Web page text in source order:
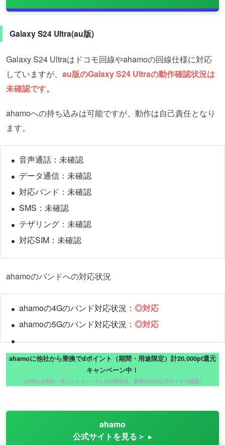
Galaxy S24 Ultra(au版)
Galaxy S24 Ultraはドコモ回線やahamoの回線仕様に対応
していますが、 au版のGalaxy S24 Ultraの動作確認状況は
未確認です。
ahamoへの持ち込みは可能ですが、動作は自己責任となり
ます。
音声通話：未確認
データ通信：未確認
対応バンド：未確認
SMS：未確認
テザリング：未確認
対応SIM：未確認
ahamoのバンドへの対応状況
ahamoの4Gのバンド対応状況： ◎対応
ahamoの5Gのバンド対応状況： ◎対応
ahamoに他社から乗換でdポイント（期間・用途限定）計20,000pt還元
キャンペーン中！
（SIMのみ契約・要エントリー・5ヶ月分割進呈。最新条件は公式サイトで確認）
ahamo
公式サイトを見る＞